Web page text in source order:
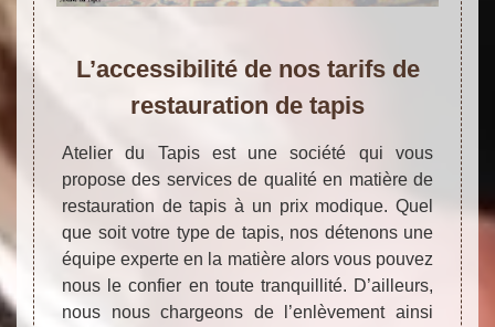
L’accessibilité de nos tarifs de
restauration de tapis
Atelier du Tapis est une société qui vous
propose des services de qualité en matière de
restauration de tapis à un prix modique. Quel
que soit votre type de tapis, nos détenons une
équipe experte en la matière alors vous pouvez
nous le confier en toute tranquillité. D’ailleurs,
nous nous chargeons de l’enlèvement ainsi